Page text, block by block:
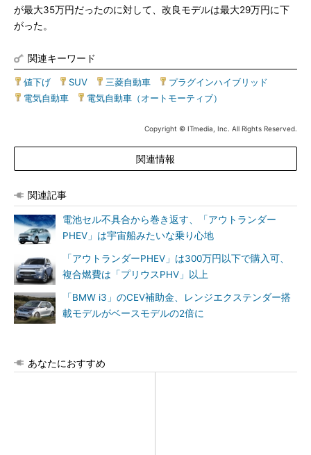
が最大35万円だったのに対して、改良モデルは最大29万円に下
がった。
関連キーワード
値下げ SUV 三菱自動車 プラグインハイブリッド
電気自動車
電気自動車（オートモーティブ）
Copyright © ITmedia, Inc. All Rights Reserved.
関連情報
関連記事
電池セル不具合から巻き返す、「アウトランダー
PHEV」は宇宙船みたいな乗り心地
「アウトランダーPHEV」は300万円以下で購入可、
複合燃費は「プリウスPHV」以上
「BMW i3」のCEV補助金、レンジエクステンダー搭
載モデルがベースモデルの2倍に
あなたにおすすめ